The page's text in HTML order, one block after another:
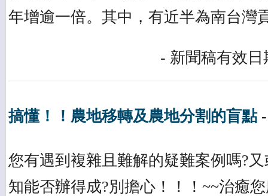
年增逾一倍。其中，有近半為南台灣
- 新聞稿有效日
搞懂！！農地移轉及農地分割的盲點
您有遇到複雜且難解的疑難案例嗎?
知能否辦得成?別擔心！！！~~治癒